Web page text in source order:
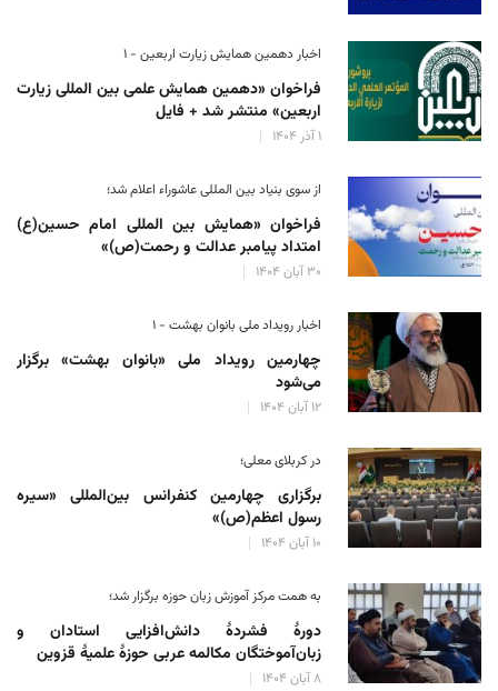
اخبار دهمین همایش زیارت اربعین - ۱
فراخوان «دهمین همایش علمی بین المللی زیارت
اربعین» منتشر شد + فایل
۱ آذر ۱۴۰۴
از سوی بنیاد بین المللی عاشوراء اعلام شد؛
فراخوان «همایش بین المللی امام حسین(ع)
امتداد پیامبر عدالت و رحمت(ص)»
۳۰ آبان ۱۴۰۴
اخبار رویداد ملی بانوان بهشت - ۱
چهارمین رویداد ملی «بانوان بهشت» برگزار
می‌شود
۱۲ آبان ۱۴۰۴
در کربلای معلی؛
برگزاری چهارمین کنفرانس بین‌المللی «سیره
رسول اعظم(ص)»
۱۰ آبان ۱۴۰۴
به همت مرکز آموزش زبان حوزه‌ برگزار شد؛
دورهٔ فشردهٔ دانش‌افزایی استادان و
زبان‌آموختگان مکالمه عربی حوزهٔ علمیهٔ قزوین
۸ آبان ۱۴۰۴